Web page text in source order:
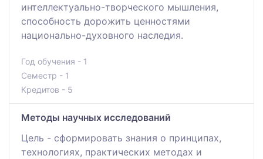
интеллектуально-творческого мышления,
способность дорожить ценностями
национально-духовного наследия.
Год обучения - 1
Семестр - 1
Кредитов - 5
Методы научных исследований
Цель - сформировать знания о принципах,
технологиях, практических методах и